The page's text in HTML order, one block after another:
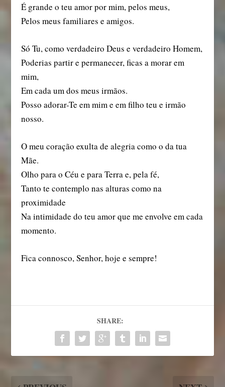
É grande o teu amor por mim, pelos meus,
Pelos meus familiares e amigos.
Só Tu, como verdadeiro Deus e verdadeiro Homem,
Poderias partir e permanecer, ficas a morar em
mim,
Em cada um dos meus irmãos.
Posso adorar-Te em mim e em filho teu e irmão
nosso.
O meu coração exulta de alegria como o da tua
Mãe.
Olho para o Céu e para Terra e, pela fé,
Tanto te contemplo nas alturas como na
proximidade
Na intimidade do teu amor que me envolve em cada
momento.
Fica connosco, Senhor, hoje e sempre!
SHARE: